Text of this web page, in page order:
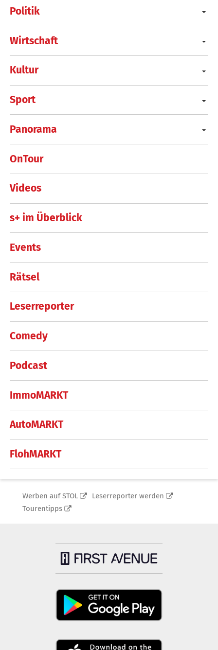
Politik
Wirtschaft
Kultur
Sport
Panorama
OnTour
Videos
s+ im Überblick
Events
Rätsel
Leserreporter
Comedy
Podcast
ImmoMARKT
AutoMARKT
FlohMARKT
Werben auf STOL
Leserreporter werden
Tourentipps